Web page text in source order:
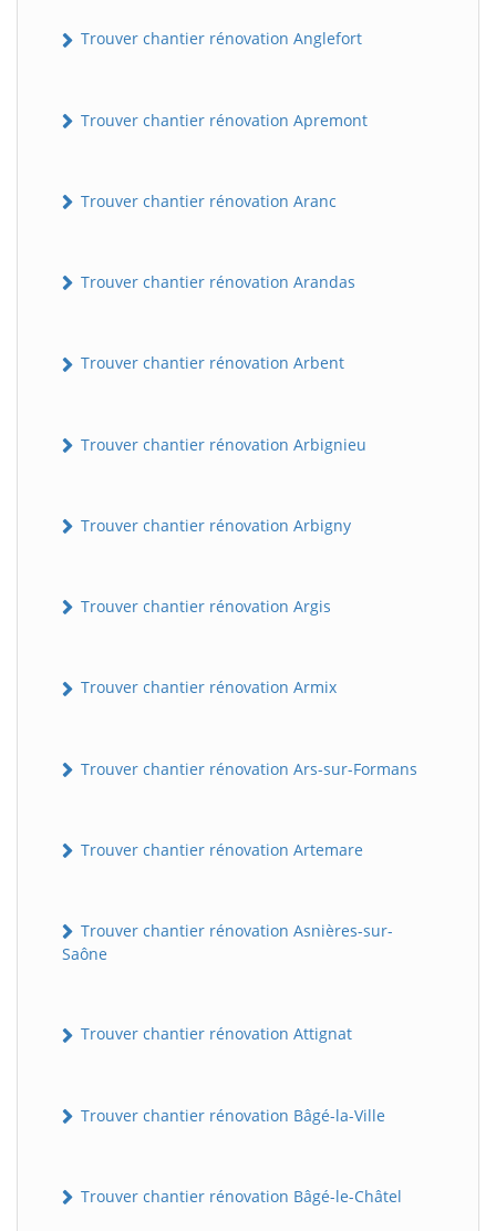
Trouver chantier rénovation Anglefort
Trouver chantier rénovation Apremont
Trouver chantier rénovation Aranc
Trouver chantier rénovation Arandas
Trouver chantier rénovation Arbent
Trouver chantier rénovation Arbignieu
Trouver chantier rénovation Arbigny
Trouver chantier rénovation Argis
Trouver chantier rénovation Armix
Trouver chantier rénovation Ars-sur-Formans
Trouver chantier rénovation Artemare
Trouver chantier rénovation Asnières-sur-
Saône
Trouver chantier rénovation Attignat
Trouver chantier rénovation Bâgé-la-Ville
Trouver chantier rénovation Bâgé-le-Châtel